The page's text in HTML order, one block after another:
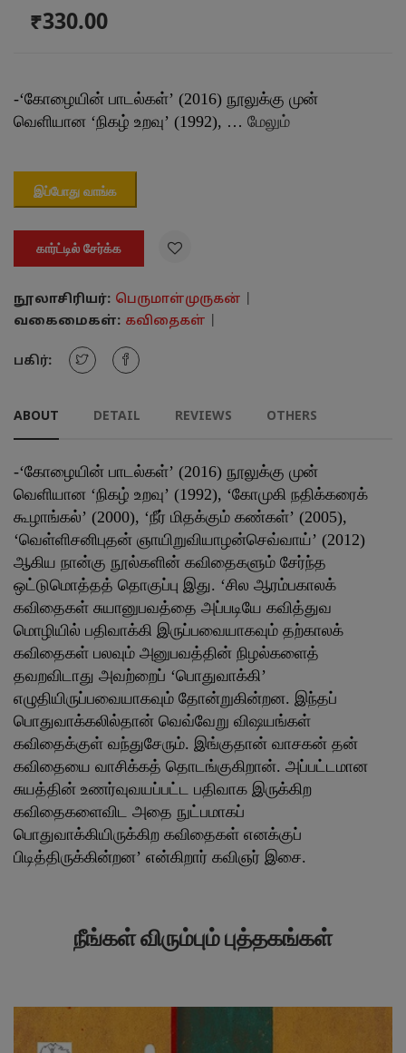
₹330.00
-‘கோழையின் பாடல்கள்’ (2016) நூலுக்கு முன்
வெளியான ‘நிகழ் உறவு’ (1992), … மேலும்
இப்போது வாங்க
கார்ட்டில் சேர்க்க 
நூலாசிரியர்: பெருமாள்முருகன்
வகைமைகள்: கவிதைகள்
பகிர்:
ABOUT DETAIL REVIEWS OTHERS
-‘கோழையின் பாடல்கள்’ (2016) நூலுக்கு முன்
வெளியான ‘நிகழ் உறவு’ (1992), ‘கோமுகி நதிக்கரைக்
கூழாங்கல்’ (2000), ‘நீர் மிதக்கும் கண்கள்’ (2005),
‘வெள்ளிசனிபுதன் ஞாயிறுவியாழன்செவ்வாய்’ (2012)
ஆகிய நான்கு நூல்களின் கவிதைகளும் சேர்ந்த
ஒட்டுமொத்தத் தொகுப்பு இது. ‘சில ஆரம்பகாலக்
கவிதைகள் சுயானுபவத்தை அப்படியே கவித்துவ
மொழியில் பதிவாக்கி இருப்பவையாகவும் தற்காலக்
கவிதைகள் பலவும் அனுபவத்தின் நிழல்களைத்
தவறவிடாது அவற்றைப் ‘பொதுவாக்கி’
எழுதியிருப்பவையாகவும் தோன்றுகின்றன. இந்தப்
பொதுவாக்கலில்தான் வெவ்வேறு விஷயங்கள்
கவிதைக்குள் வந்துசேரும். இங்குதான் வாசகன் தன்
கவிதையை வாசிக்கத் தொடங்குகிறான். அப்பட்டமான
சுயத்தின் உணர்வுவயப்பட்ட பதிவாக இருக்கிற
கவிதைகளைவிட அதை நுட்பமாகப்
பொதுவாக்கியிருக்கிற கவிதைகள் எனக்குப்
பிடித்திருக்கின்றன’ என்கிறார் கவிஞர் இசை.
நீங்கள் விரும்பும் புத்தகங்கள்